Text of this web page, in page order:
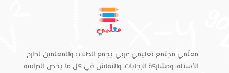
معلّمي مجتمع تعليمي عربي يجمع الطلاب والمعلمين لطرح
الأسئلة، ومشاركة الإجابات، والنقاش في كل ما يخص الدراسة